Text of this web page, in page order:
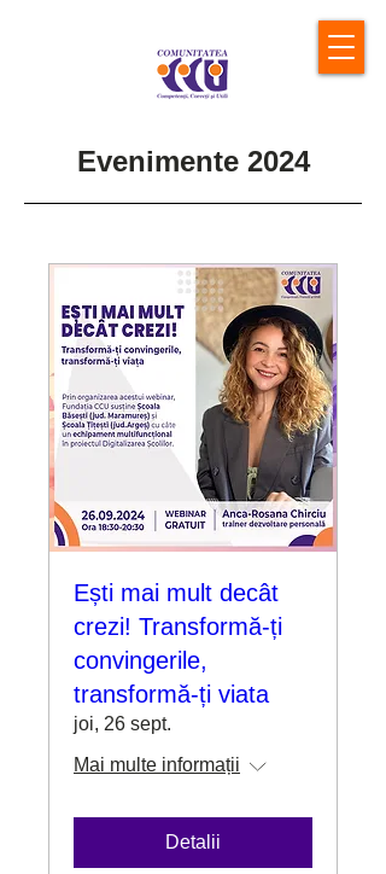
Evenimente 2024
Ești mai mult decât
crezi! Transformă-ți
convingerile,
transformă-ți viata
joi, 26 sept.
Mai multe informații
Detalii